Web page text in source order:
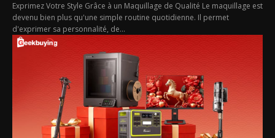
Exprimez Votre Style Grâce à un Maquillage de Qualité Le maquillage est
devenu bien plus qu'une simple routine quotidienne. Il permet
d'exprimer sa personnalité, de...